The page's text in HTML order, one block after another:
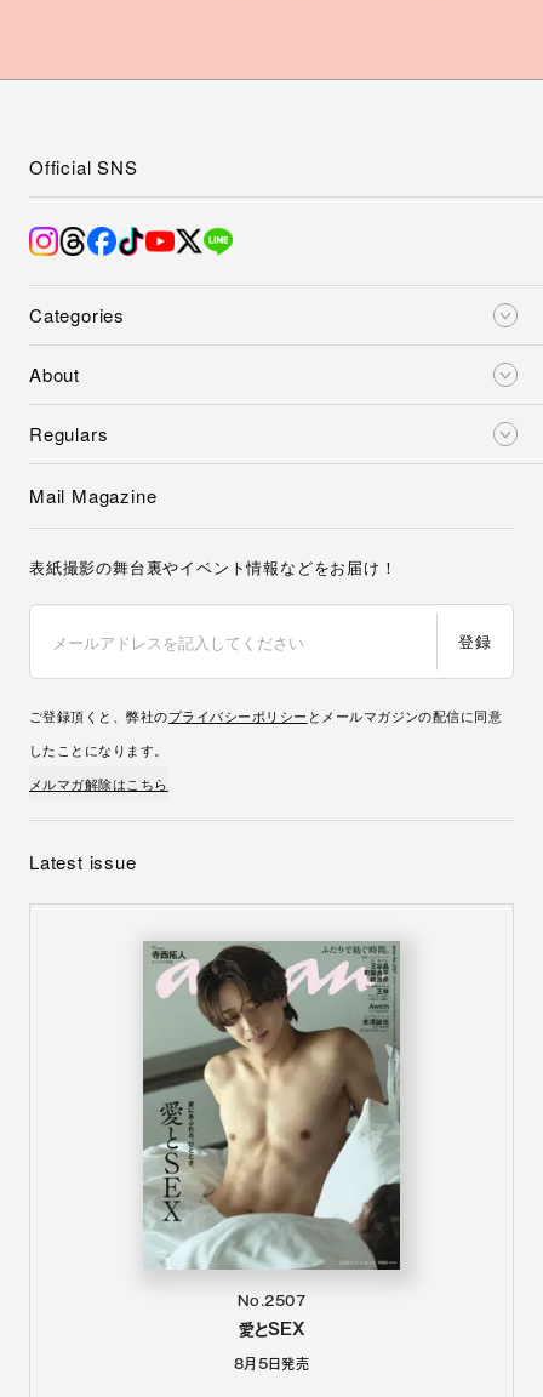
Categories
About
Regulars
Official SNS
Mail Magazine
表紙撮影の舞台裏やイベント情報などをお届け！
登録
ご登録頂くと、弊社のプライバシーポリシー とメールマガジンの配信に同意
したことになります。
メルマガ解除はこちら
Latest issue
No.2507
愛とSEX
8月5日発売